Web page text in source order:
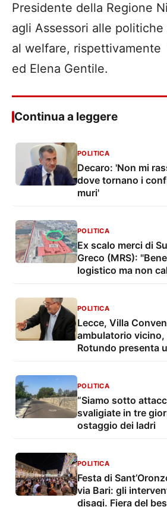
Presidente della Regione
agli Assessori alle
al welfare, rispettivamente
ed Elena Gentile.
Continua a leggere
POLITICA
Decaro: 'Non mi
dove tornano i
muri'
POLITICA
Ex scalo merci di
Greco (MRS):
logistico ma non
POLITICA
Lecce, Villa
ambulatorio
Rotundo presenta
POLITICA
“Siamo sotto
svaligiate in tre
ostaggio dei ladri
POLITICA
Festa di
via Bari: gli
disagi. Fiera del